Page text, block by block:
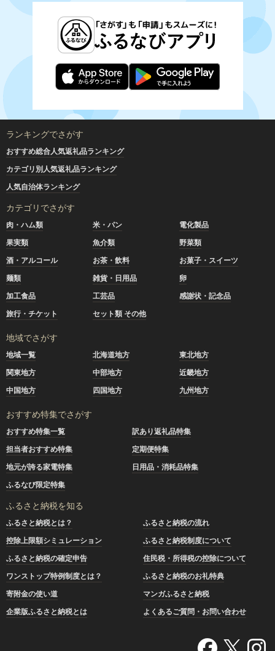
ランキングでさがす
おすすめ総合人気返礼品ランキング
カテゴリ別人気返礼品ランキング
人気自治体ランキング
カテゴリでさがす
肉・ハム類 米・パン
電化製品
果実類
魚介類
野菜類
酒・アルコール
お茶・飲料
お菓子・スイーツ
麺類
雑貨・日用品
卵
加工食品
工芸品
感謝状・記念品
旅行・チケット
セット類 その他
地域でさがす
地域一覧 北海道地方
東北地方
関東地方
中部地方
近畿地方
中国地方
四国地方 九州地方
おすすめ特集でさがす
おすすめ特集一覧
訳あり返礼品特集
担当者おすすめ特集
定期便特集
地元が誇る家電特集
日用品・消耗品特集
ふるなび限定特集
ふるさと納税を知る
ふるさと納税とは？
ふるさと納税の流れ
控除上限額シミュレーション
ふるさと納税制度について
ふるさと納税の確定申告
住民税・所得税の控除について
ワンストップ特例制度とは？
ふるさと納税のお礼特典
寄附金の使い道
マンガふるさと納税
企業版ふるさと納税とは
よくあるご質問・お問い合わせ